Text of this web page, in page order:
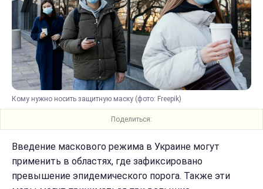
Кому нужно носить защитную маску (фото: Freepik)
Поделиться:
Введение маскового режима в Украине могут
применить в областях, где зафиксировано
превышение эпидемического порога. Также эти